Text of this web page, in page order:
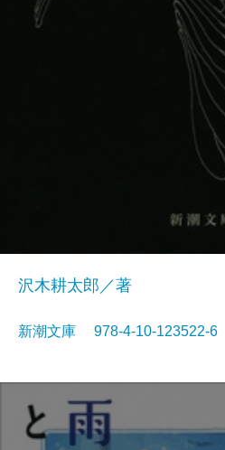
沢木耕太郎／著
新潮文庫 978-4-10-